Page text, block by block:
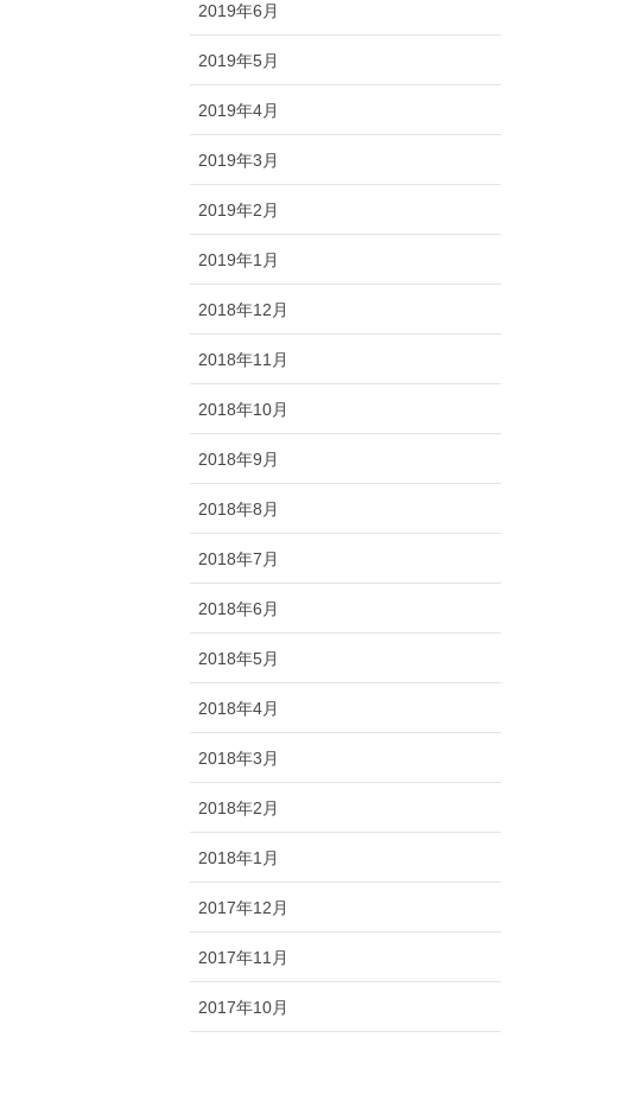
2019年6月
2019年5月
2019年4月
2019年3月
2019年2月
2019年1月
2018年12月
2018年11月
2018年10月
2018年9月
2018年8月
2018年7月
2018年6月
2018年5月
2018年4月
2018年3月
2018年2月
2018年1月
2017年12月
2017年11月
2017年10月